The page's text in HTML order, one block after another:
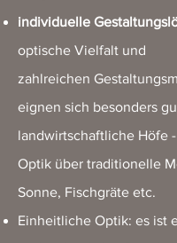
individuelle
optische Vielfalt und
zahlreichen
eignen sich besonders
landwirtschaftliche Höfe
Optik über traditionelle
Sonne, Fischgräte etc.
Einheitliche Optik: es ist